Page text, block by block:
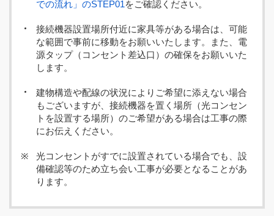
での流れ」のSTEP01をご確認ください。
接続機器設置場所付近に家具等がある場合は、可能
な範囲で事前に移動をお願いいたします。また、電
源タップ（コンセント差込口）の確保をお願いいた
します。
建物構造や配線の状況によりご希望に添えない場合
もございますが、接続機器を置く場所（光コンセン
トを設置する場所）のご希望がある場合は工事の際
にお伝えください。
光コンセントがすでに設置されている場合でも、設
備確認等のため立ち会い工事が必要となることがあ
ります。